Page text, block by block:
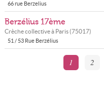
66 rue Berzelius
Berzélius 17ème
Crèche collective à Paris(75017)
51 / 53 Rue Berzélius
1 2